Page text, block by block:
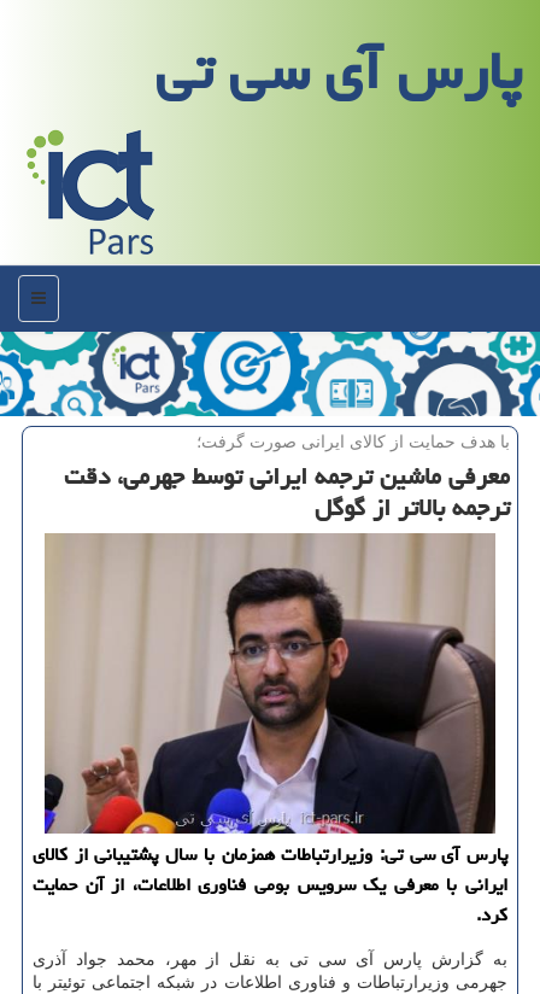
پارس آی سی تی
منو
با هدف حمایت از كالای ایرانی صورت گرفت؛
معرفی ماشین ترجمه ایرانی توسط جهرمی، دقت
ترجمه بالاتر از گوگل
پارس آی سی تی: وزیرارتباطات همزمان با سال پشتیبانی از كالای
ایرانی با معرفی یك سرویس بومی فناوری اطلاعات، از آن حمایت
كرد.
به گزارش پارس آی سی تی به نقل از مهر، محمد جواد آذری
جهرمی وزیرارتباطات و فناوری اطلاعات در شبكه اجتماعی توئیتر با